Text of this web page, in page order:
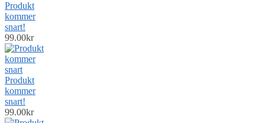
Produkt
kommer
snart!
99.00kr
Produkt
kommer
snart!
99.00kr